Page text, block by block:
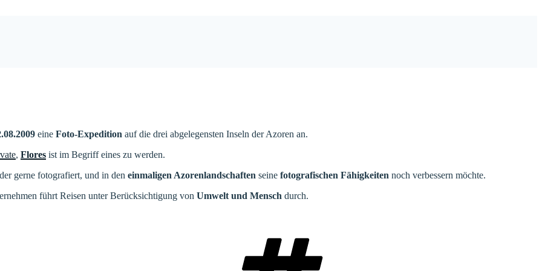
eine Foto-Expedition auf die drei abgelegensten Inseln der Azoren an.
, Flores ist im Begriff eines zu werden.
gerne fotografiert, und in den einmaligen Azorenlandschaften seine fotografischen Fähigkeiten noch verbessern möchte.
führt Reisen unter Berücksichtigung von Umwelt und Mensch durch.